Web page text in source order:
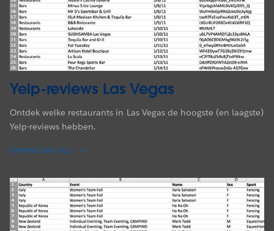
Yelp-reviews Las Vegas
Ontdek welke restaurants in Las Vegas de hoogste (en laagste)
Yelp-reviews hebben.
DOWNLOAD XLS